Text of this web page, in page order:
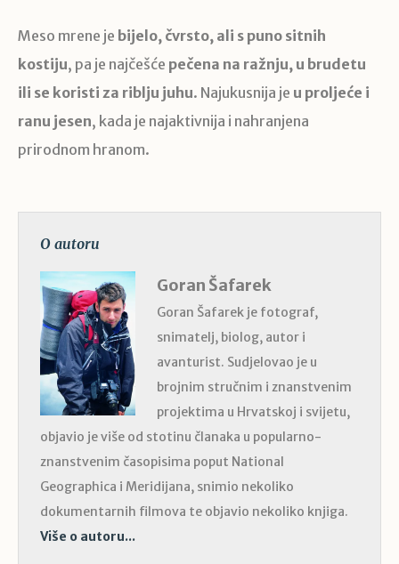
Meso mrene je bijelo, čvrsto, ali s puno sitnih
kostiju, pa je najčešće pečena na ražnju, u brudetu
ili se koristi za riblju juhu. Najukusnija je u proljeće i
ranu jesen, kada je najaktivnija i nahranjena
prirodnom hranom.
O autoru
Goran Šafarek
Goran Šafarek je fotograf,
snimatelj, biolog, autor i
avanturist. Sudjelovao je u
brojnim stručnim i znanstvenim
projektima u Hrvatskoj i svijetu,
objavio je više od stotinu članaka u popularno-
znanstvenim časopisima poput National
Geographica i Meridijana, snimio nekoliko
dokumentarnih filmova te objavio nekoliko knjiga.
Više o autoru...